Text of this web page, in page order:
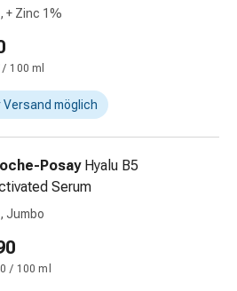
+ Zinc 1%
100 ml
Versand möglich
Posay Hyalu B5
Serum
Jumbo
/ 100 ml